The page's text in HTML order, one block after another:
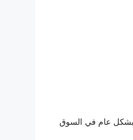
بشكل عام في السوق